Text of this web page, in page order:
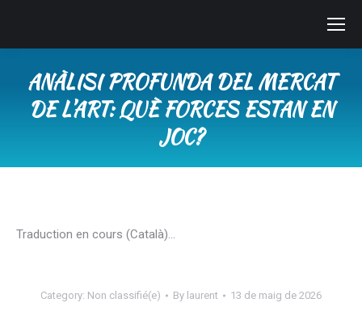
ANÀLISI PROFUNDA DEL MERCAT
DE L’ART: QUÈ FORCES ESTAN EN
JOC?
Traduction en cours (Català)…
Category: Non classifié(e) By laurent 13 de maig de 2026